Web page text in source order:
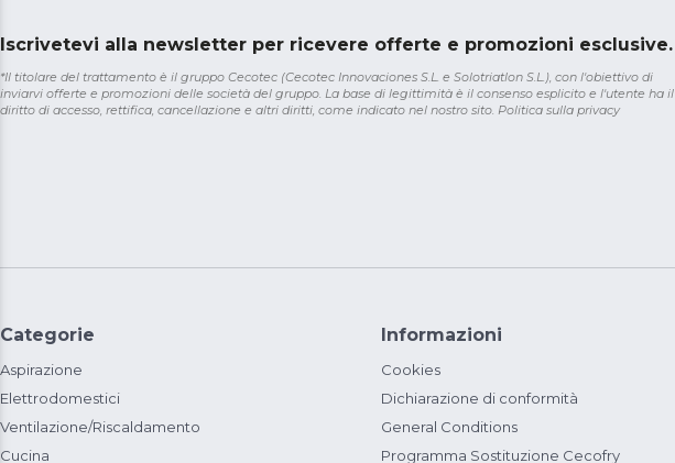
Iscrivetevi alla newsletter per ricevere offerte e promozioni esclusive.
*Il titolare del trattamento è il gruppo Cecotec (Cecotec Innovaciones S.L. e Solotriatlon S.L.), con l'obiettivo di
inviarvi offerte e promozioni delle società del gruppo. La base di legittimità è il consenso esplicito e l'utente ha il
diritto di accesso, rettifica, cancellazione e altri diritti, come indicato nel nostro sito. Politica sulla privacy
Categorie
Aspirazione
Elettrodomestici
Ventilazione/Riscaldamento
Cucina
Informazioni
Cookies
Dichiarazione di conformità
General Conditions
Programma Sostituzione Cecofry